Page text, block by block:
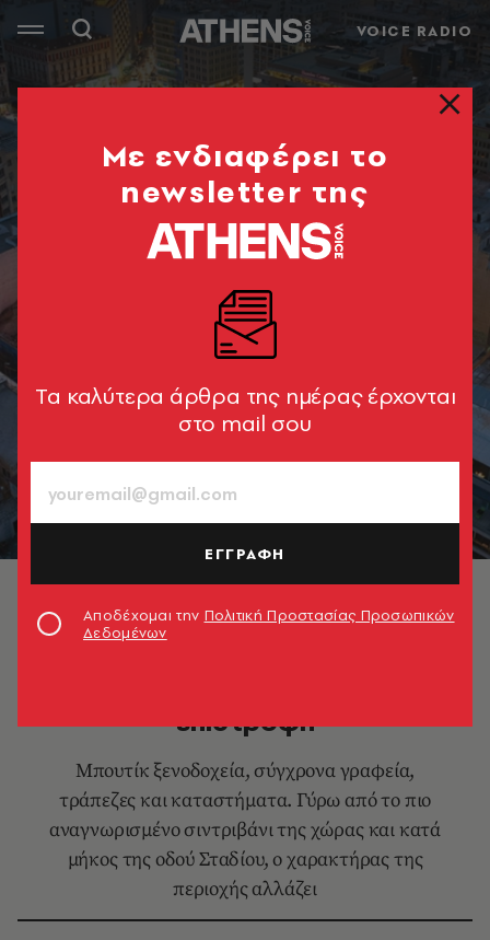
VOICE RADIO
© Nikos Daniilidis
επιστροφή
Μπουτίκ ξενοδοχεία, σύγχρονα γραφεία,
τράπεζες και καταστήματα. Γύρω από το πιο
αναγνωρισμένο σιντριβάνι της χώρας και κατά
μήκος της οδού Σταδίου, ο χαρακτήρας της
περιοχής αλλάζει
Mε ενδιαφέρει το
newsletter της
Tα καλύτερα άρθρα της ημέρας έρχονται
στο mail σου
ΕΓΓΡΑΦΗ
Αποδέχομαι την Πολιτική Προστασίας Προσωπικών
Δεδομένων